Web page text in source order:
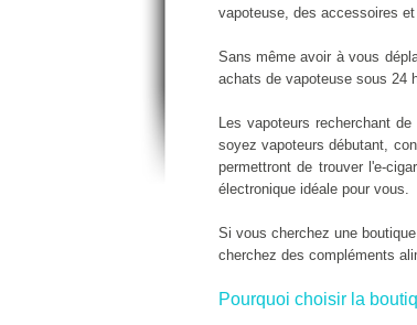
vapoteuse, des accessoires
Sans même avoir à vous
achats de vapoteuse sous 24
Les vapoteurs recherchant
soyez vapoteurs débutant,
permettront de trouver l'e-
électronique idéale pour vous.
Si vous cherchez une
cherchez des compléments
Pourquoi choisir la